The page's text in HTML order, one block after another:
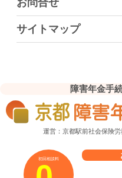
お問合せ
サイトマップ
障害年金手
運営：京都駅前社会保険
初回相談料